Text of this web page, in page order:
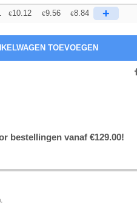
€10.12 €9.56 €8.84 +
bestellingen vanaf €129.00!